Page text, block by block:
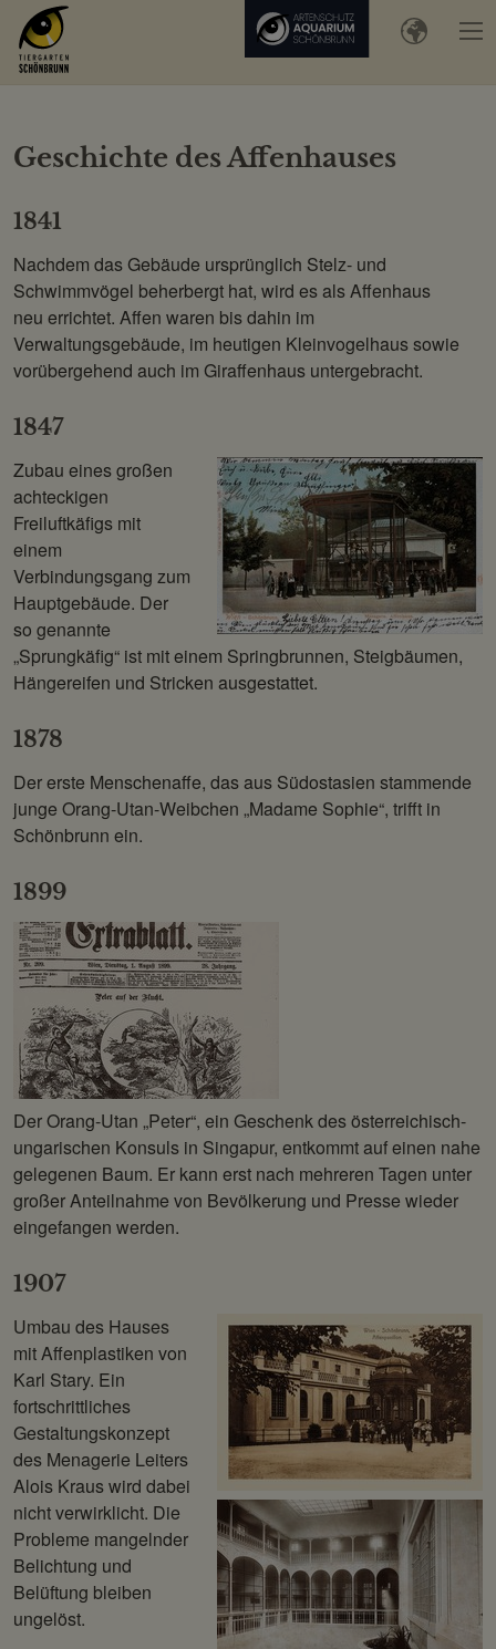
Geschichte des Affenhauses
1841
Nachdem das Gebäude ursprünglich Stelz- und
Schwimmvögel beherbergt hat, wird es als Affenhaus
neu errichtet. Affen waren bis dahin im
Verwaltungsgebäude, im heutigen Kleinvogelhaus sowie
vorübergehend auch im Giraffenhaus untergebracht.
1847
Zubau eines großen
achteckigen
Freiluftkäfigs mit
einem
Verbindungsgang zum
Hauptgebäude. Der
so genannte
„Sprungkäfig“ ist mit einem Springbrunnen, Steigbäumen,
Hängereifen und Stricken ausgestattet.
1878
Der erste Menschenaffe, das aus Südostasien stammende
junge Orang-Utan-Weibchen „Madame Sophie“, trifft in
Schönbrunn ein.
1899
Der Orang-Utan „Peter“, ein Geschenk des österreichisch-
ungarischen Konsuls in Singapur, entkommt auf einen nahe
gelegenen Baum. Er kann erst nach mehreren Tagen unter
großer Anteilnahme von Bevölkerung und Presse wieder
eingefangen werden.
1907
Umbau des Hauses
mit Affenplastiken von
Karl Stary. Ein
fortschrittliches
Gestaltungskonzept
des Menagerie Leiters
Alois Kraus wird dabei
nicht verwirklicht. Die
Probleme mangelnder
Belichtung und
Belüftung bleiben
ungelöst.